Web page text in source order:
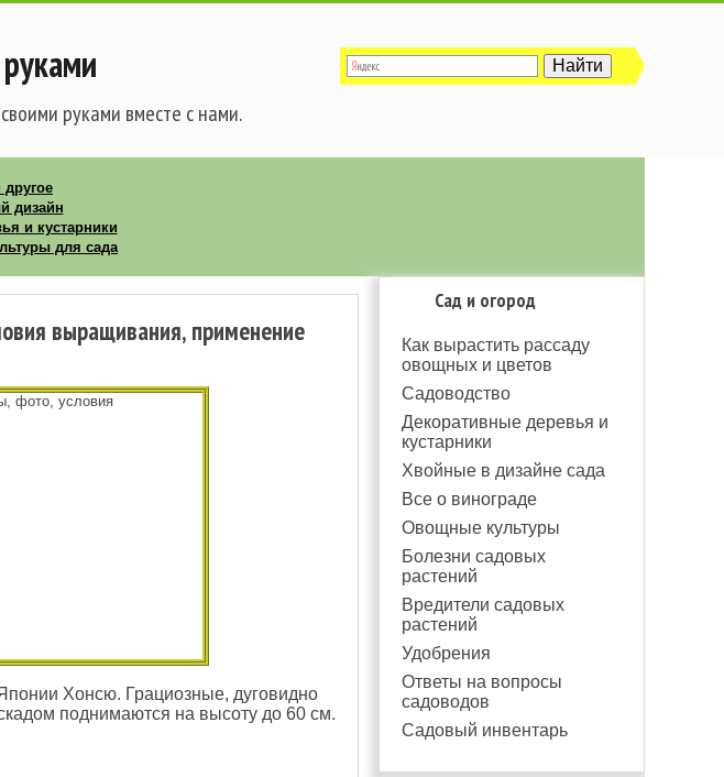
руками вместе с нами.
дизайн
и кустарники
для сада
выращивания, применение
Хонсю. Грациозные, дуговидно
поднимаются на высоту до 60 см.
Сад и огород
Как вырастить рассаду
овощных и цветов
Садоводство
Декоративные деревья и
кустарники
Хвойные в дизайне сада
Все о винограде
Овощные культуры
Болезни садовых
растений
Вредители садовых
растений
Удобрения
Ответы на вопросы
садоводов
Садовый инвентарь